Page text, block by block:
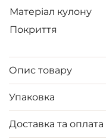
Матеріал кулону
Покриття
Опис товару
Упаковка
Доставка та оплата